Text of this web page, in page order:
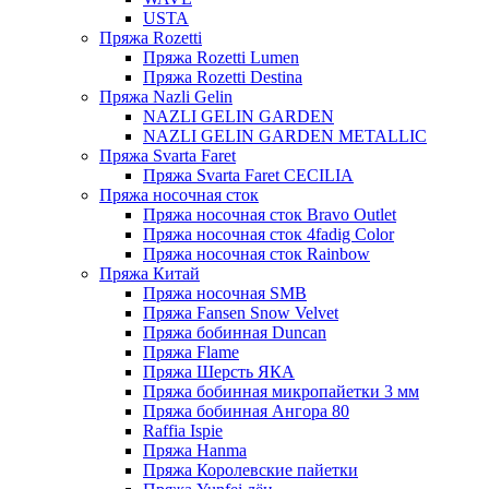
USTA
Пряжа Rozetti
Пряжа Rozetti Lumen
Пряжа Rozetti Destina
Пряжа Nazli Gelin
NAZLI GELIN GARDEN
NAZLI GELIN GARDEN METALLIC
Пряжа Svarta Faret
Пряжа Svarta Faret CECILIA
Пряжа носочная сток
Пряжа носочная сток Bravo Outlet
Пряжа носочная сток 4fadig Color
Пряжа носочная сток Rainbow
Пряжа Китай
Пряжа носочная SMB
Пряжа Fansen Snow Velvet
Пряжа бобинная Duncan
Пряжа Flame
Пряжа Шерсть ЯКА
Пряжа бобинная микропайетки 3 мм
Пряжа бобинная Ангора 80
Raffia Ispie
Пряжа Hanma
Пряжа Королевские пайетки